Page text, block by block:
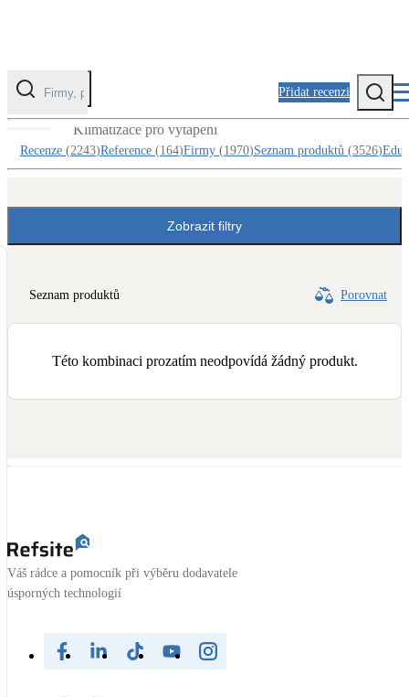
Přidat recenzi
Solární ohřev vody
Obálka budovy
Tepelná čerpadla na chlazení
Produkty v kategorii Tepelná čerpadla
Klimatizace pro vytápění
Recenze (2243)Reference (164)Firmy (1970)Seznam produktů (3526)
Zobrazit filtry
Seznam produktů Porovnat
Této kombinaci prozatím neodpovídá žádný produkt.
Váš rádce a pomocník při výběru dodavatele
úsporných technologií